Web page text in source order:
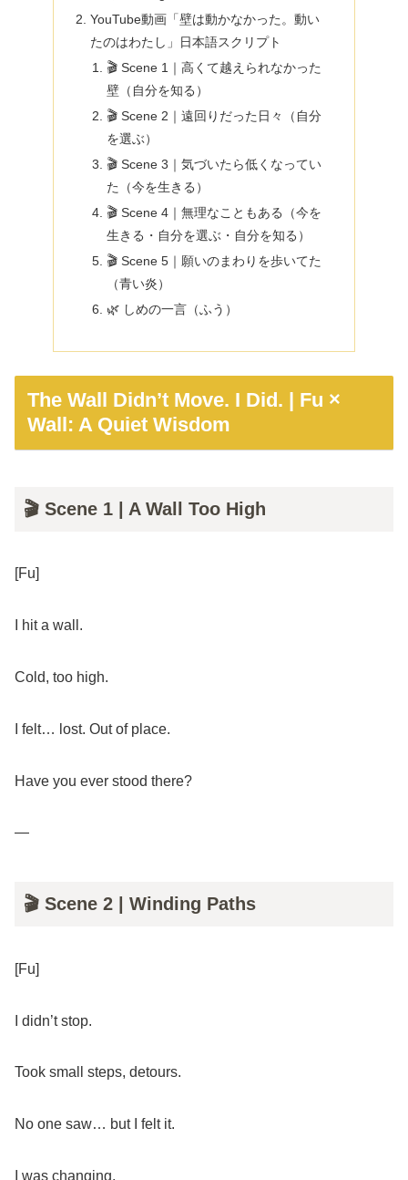
YouTube動画「壁は動かなかった。動い
たのはわたし」日本語スクリプト
🎬 Scene 1｜高くて越えられなかった
壁（自分を知る）
🎬 Scene 2｜遠回りだった日々（自分
を選ぶ）
🎬 Scene 3｜気づいたら低くなってい
た（今を生きる）
🎬 Scene 4｜無理なこともある（今を
生きる・自分を選ぶ・自分を知る）
🎬 Scene 5｜願いのまわりを歩いてた
（青い炎）
🌿 しめの一言（ふう）
The Wall Didn’t Move. I Did. | Fu ×
Wall: A Quiet Wisdom
🎬 Scene 1 | A Wall Too High
[Fu]
I hit a wall.
Cold, too high.
I felt… lost. Out of place.
Have you ever stood there?
—
🎬 Scene 2 | Winding Paths
[Fu]
I didn’t stop.
Took small steps, detours.
No one saw… but I felt it.
I was changing.